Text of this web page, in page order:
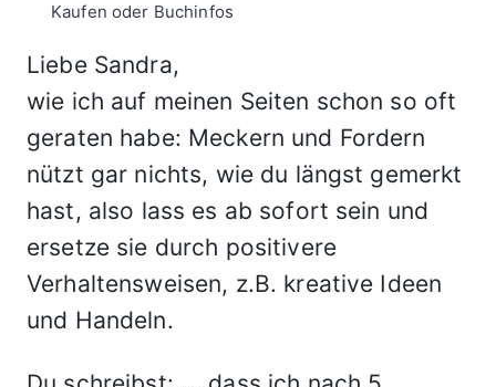
Kaufen oder Buchinfos
Liebe Sandra,
wie ich auf meinen Seiten schon so oft
geraten habe: Meckern und Fordern
nützt gar nichts, wie du längst gemerkt
hast, also lass es ab sofort sein und
ersetze sie durch positivere
Verhaltensweisen, z.B. kreative Ideen
und Handeln.